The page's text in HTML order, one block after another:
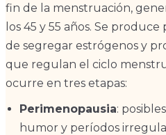
fin de la menstruación,
los 45 y 55 años. Se
de segregar estrógenos y
que regulan el ciclo
ocurre en tres etapas:
Perimenopausia:
humor y períodos